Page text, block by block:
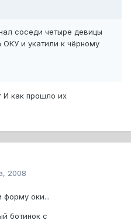
соседи четыре девицы
и укатили к чёрному
И как прошло их
2008
форму оки...
ботинок с